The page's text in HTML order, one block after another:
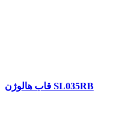
قاب هالوژن SL035RB